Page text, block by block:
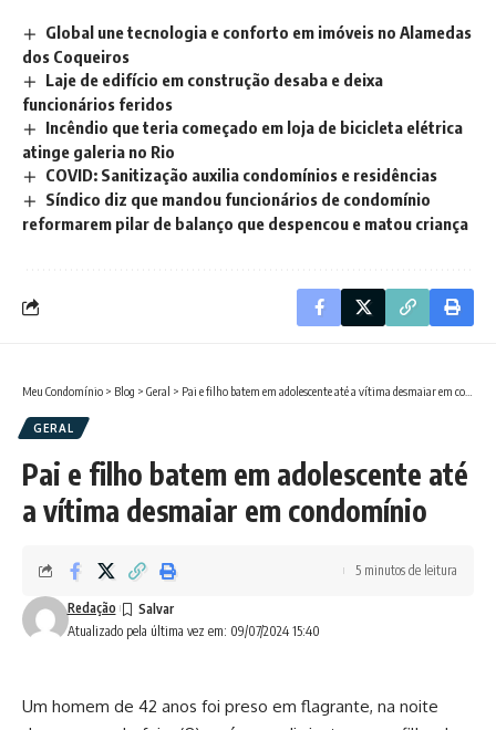
Global une tecnologia e conforto em imóveis no Alamedas
dos Coqueiros
Laje de edifício em construção desaba e deixa
funcionários feridos
Incêndio que teria começado em loja de bicicleta elétrica
atinge galeria no Rio
COVID: Sanitização auxilia condomínios e residências
Síndico diz que mandou funcionários de condomínio
reformarem pilar de balanço que despencou e matou criança
Meu Condomínio > Blog > Geral > Pai e filho batem em adolescente até a vítima desmaiar em condomínio
GERAL
Pai e filho batem em adolescente até
a vítima desmaiar em condomínio
Atualizado pela última vez em: 09/07/2024 15:40
Redação
5 minutos de leitura
Um homem de 42 anos foi preso em flagrante, na noite